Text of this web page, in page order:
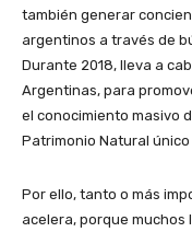
también generar
argentinos a través de
Durante 2018, lleva a
Argentinas, para
el conocimiento masivo
Patrimonio Natural
Por ello, tanto o más
acelera, porque muchos